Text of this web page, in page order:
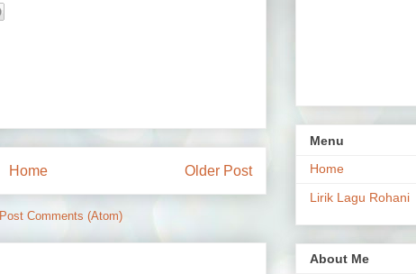
Older Post
Home
Post Comments (Atom)
Menu
Home
Lirik Lagu Rohani
About Me